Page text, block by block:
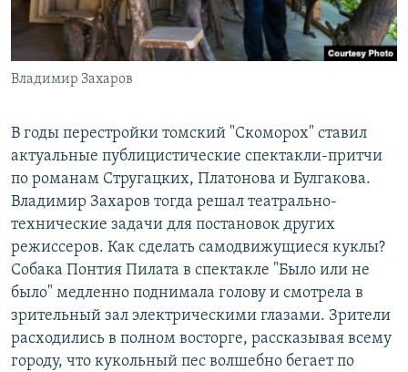
Владимир Захаров
В годы перестройки томский "Скоморох" ставил
актуальные публицистические спектакли-притчи
по романам Стругацких, Платонова и Булгакова.
Владимир Захаров тогда решал театрально-
технические задачи для постановок других
режиссеров. Как сделать самодвижущиеся куклы?
Собака Понтия Пилата в спектакле "Было или не
было" медленно поднимала голову и смотрела в
зрительный зал электрическими глазами. Зрители
расходились в полном восторге, рассказывая всему
городу, что кукольный пес волшебно бегает по